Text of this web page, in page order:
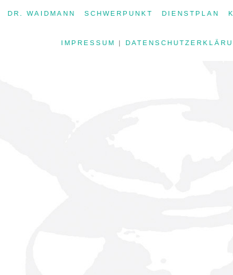
DR. WAIDMANN SCHWERPUNKT DIENSTPLAN
IMPRESSUM |